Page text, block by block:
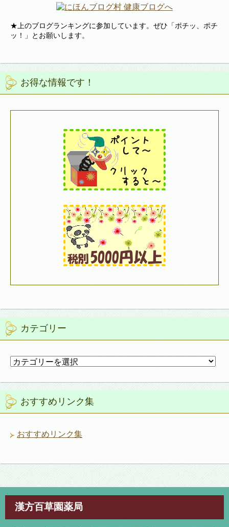
★上のブログランキングに参加しています。ぜひ「ポチッ、ポチ
ッ！」とお願いします。
お得な情報です！
カテゴリー
カ
ゴ
リ
ー おすすめリンク集
おすすめリンク集
漢方百草園薬局